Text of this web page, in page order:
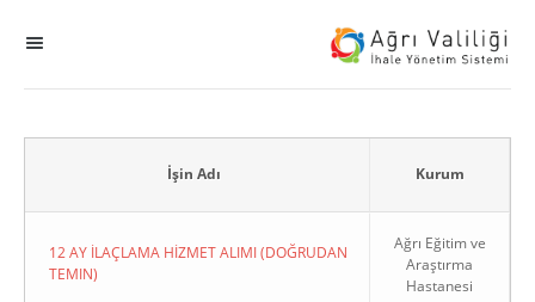
İşin Adı Kurum
12 AY İLAÇLAMA HİZMET ALIMI (DOĞRUDAN
TEMIN)
Ağrı Eğitim ve
Araştırma
Hastanesi